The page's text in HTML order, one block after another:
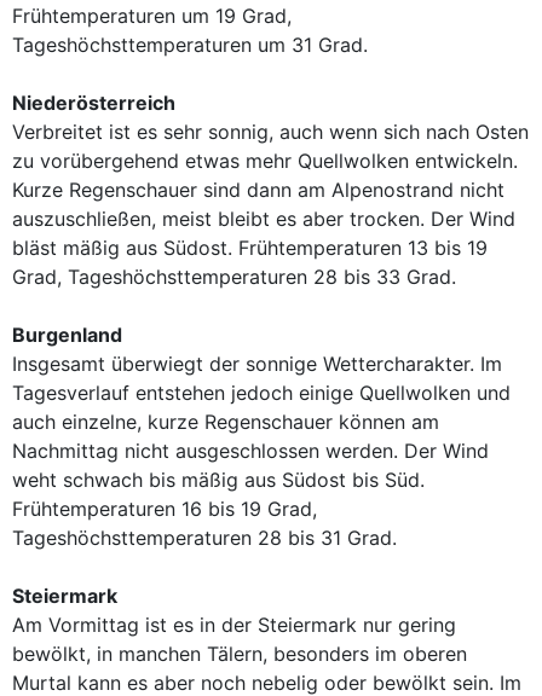
Frühtemperaturen um 19 Grad,
Tageshöchsttemperaturen um 31 Grad.
Niederösterreich
Verbreitet ist es sehr sonnig, auch wenn sich nach Osten
zu vorübergehend etwas mehr Quellwolken entwickeln.
Kurze Regenschauer sind dann am Alpenostrand nicht
auszuschließen, meist bleibt es aber trocken. Der Wind
bläst mäßig aus Südost. Frühtemperaturen 13 bis 19
Grad, Tageshöchsttemperaturen 28 bis 33 Grad.
Burgenland
Insgesamt überwiegt der sonnige Wettercharakter. Im
Tagesverlauf entstehen jedoch einige Quellwolken und
auch einzelne, kurze Regenschauer können am
Nachmittag nicht ausgeschlossen werden. Der Wind
weht schwach bis mäßig aus Südost bis Süd.
Frühtemperaturen 16 bis 19 Grad,
Tageshöchsttemperaturen 28 bis 31 Grad.
Steiermark
Am Vormittag ist es in der Steiermark nur gering
bewölkt, in manchen Tälern, besonders im oberen
Murtal kann es aber noch nebelig oder bewölkt sein. Im